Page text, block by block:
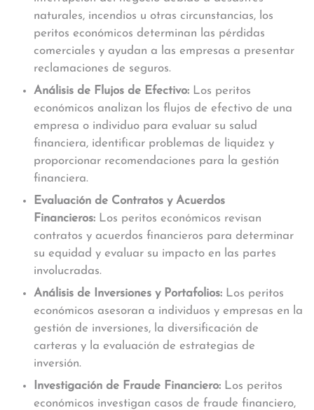
naturales, incendios u otras circunstancias, los
peritos económicos determinan las pérdidas
comerciales y ayudan a las empresas a presentar
reclamaciones de seguros.
Análisis de Flujos de Efectivo: Los peritos
económicos analizan los flujos de efectivo de una
empresa o individuo para evaluar su salud
financiera, identificar problemas de liquidez y
proporcionar recomendaciones para la gestión
financiera.
Evaluación de Contratos y Acuerdos
Financieros: Los peritos económicos revisan
contratos y acuerdos financieros para determinar
su equidad y evaluar su impacto en las partes
involucradas.
Análisis de Inversiones y Portafolios: Los peritos
económicos asesoran a individuos y empresas en la
gestión de inversiones, la diversificación de
carteras y la evaluación de estrategias de
inversión.
Investigación de Fraude Financiero: Los peritos
económicos investigan casos de fraude financiero,